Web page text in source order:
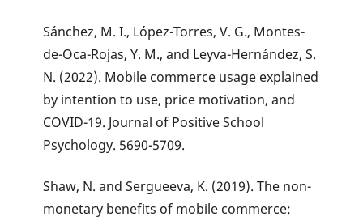
Sánchez, M. I., López-Torres, V. G., Montes-
de-Oca-Rojas, Y. M., and Leyva-Hernández, S.
N. (2022). Mobile commerce usage explained
by intention to use, price motivation, and
COVID-19. Journal of Positive School
Psychology. 5690-5709.
Shaw, N. and Sergueeva, K. (2019). The non-
monetary benefits of mobile commerce: